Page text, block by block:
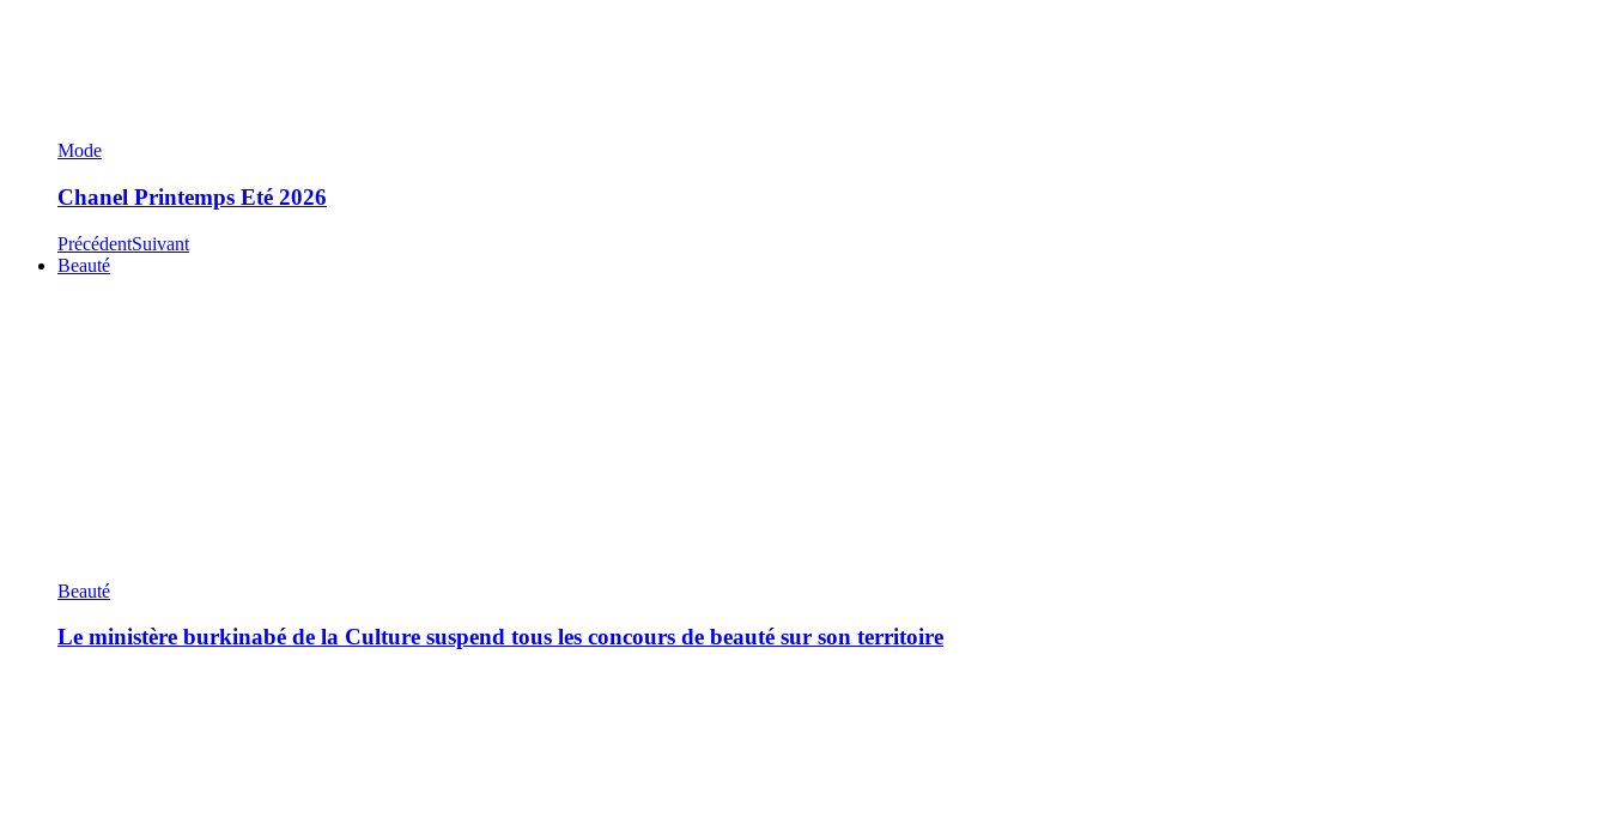
Mode
Chanel Printemps Eté 2026
PrécédentSuivant
Beauté
Beauté
Le ministère burkinabé de la Culture suspend tous les concours de beauté sur son territoire